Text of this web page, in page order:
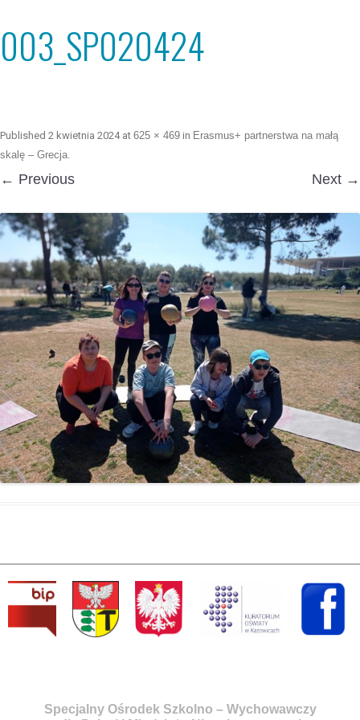
003_SP020424
Published 2 kwietnia 2024at 625 × 469 in Erasmus+ partnerstwa na małą
skalę – Grecja.
← Previous Next →
Specjalny Ośrodek Szkolno – Wychowawczy